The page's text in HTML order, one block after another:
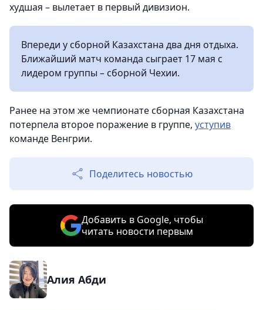
худшая – вылетает в первый дивизион.
Впереди у сборной Казахстана два дня отдыха.
Ближайший матч команда сыграет 17 мая с
лидером группы – сборной Чехии.
Ранее на этом же чемпионате сборная Казахстана
потерпела второе поражение в группе, уступив
команде Венгрии.
Поделитесь новостью
Добавить в Google, чтобы
читать новости первым
Алия Абди